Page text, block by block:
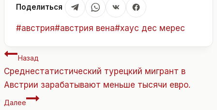
Поделиться
Метки
#австрия#австрия вена#хаус дес мерес
Навигация
по
записям
Назад
Среднестатистический турецкий мигрант в
Австрии зарабатывают меньше тысячи евро.
Далее